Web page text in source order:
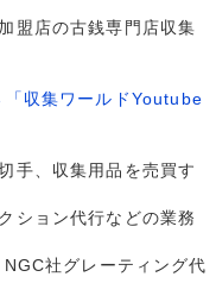
盟店の古銭専門店収集
収集ワールドYoutube
手、収集用品を売買す
ション代行などの業務
社グレーティング代